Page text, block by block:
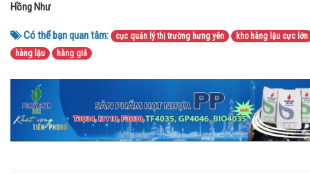
Hồng Như
Có thể bạn quan tâm: cục quản lý thị trường hưng yên
kho hàng lậu cực lớn
hàng lậu
hàng giả